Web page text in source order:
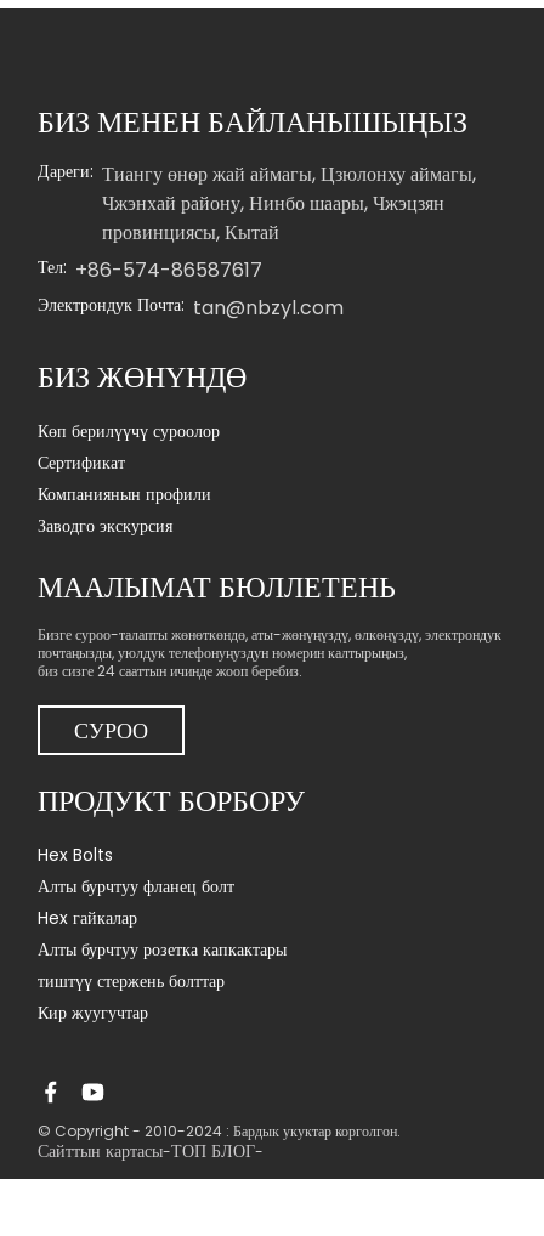
БИЗ МЕНЕН БАЙЛАНЫШЫҢЫЗ
Дареги: Тиангу өнөр жай аймагы, Цзюлонху аймагы,
Чжэнхай району, Нинбо шаары, Чжэцзян
провинциясы, Кытай
Тел: +86-574-86587617
Электрондук Почта: tan@nbzyl.com
БИЗ ЖӨНҮНДӨ
Көп берилүүчү суроолор
Сертификат
Компаниянын профили
Заводго экскурсия
МААЛЫМАТ БЮЛЛЕТЕНЬ
Бизге суроо-талапты жөнөткөндө, аты-жөнүңүздү, өлкөңүздү, электрондук
почтаңызды, уюлдук телефонуңуздун номерин калтырыңыз,
биз сизге 24 сааттын ичинде жооп беребиз.
СУРОО
ПРОДУКТ БОРБОРУ
Hex Bolts
Алты бурчтуу фланец болт
Hex гайкалар
Алты бурчтуу розетка капкактары
тиштүү стержень болттар
Кир жуугучтар
© Copyright - 2010-2024 : Бардык укуктар корголгон.
Сайттын картасы-ТОП БЛОГ-